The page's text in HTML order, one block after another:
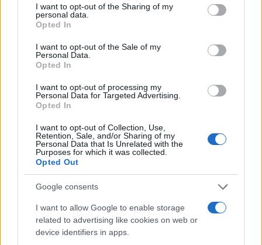
not limited to your visit or usage behaviour. You may click to
grant or deny consent to Google and its third-party tags to
use your data for below specified purposes in below Google
consent section.
I want to opt-out of the Sharing of my
personal data.
Opted In
I want to opt-out of the Sale of my
Personal Data.
Opted In
I want to opt-out of processing my
Personal Data for Targeted Advertising.
Opted In
I want to opt-out of Collection, Use,
Retention, Sale, and/or Sharing of my
Personal Data that Is Unrelated with the
Purposes for which it was collected.
Opted Out
Google consents
I want to allow Google to enable storage
related to advertising like cookies on web or
device identifiers in apps.
Condividi l'articolo
F
a
ce
b
o
o
k
T
w
it
te
r
n
re
h
s
p
p
h
re
Prossimo articolo
NOTIZIE RECENTI
Controlli rafforzati in Costa Smeralda, 20
arresti e 135 denunce
Tre milioni di euro dalla Provincia Gallura per
nuove aule nelle scuole di Olbia